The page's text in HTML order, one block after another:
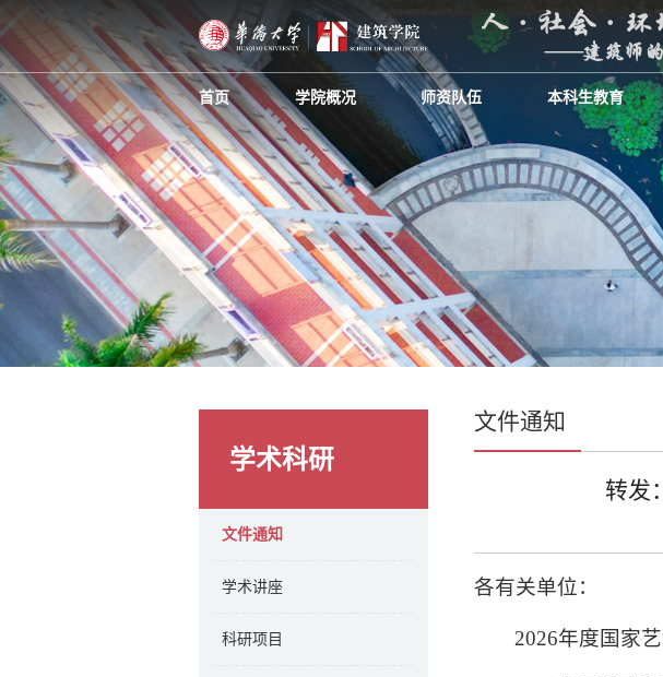
首页 学院概况 师资队伍 本科生教育
学术科研
文件通知
学术讲座
科研项目
文件通知
转发
各有关单位：
2026年度国家